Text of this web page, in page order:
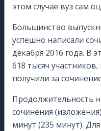
этом случае вуз сам
Большинство
успешно написали
декабря 2016 года. В
618 тысяч
получили за
Продолжительность
сочинения
минут (235 минут).